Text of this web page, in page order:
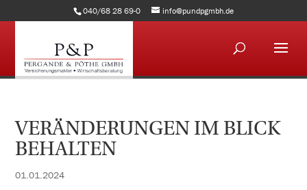
040/68 28 69-0 info@pundpgmbh.de
VERÄNDERUNGEN IM BLICK
BEHALTEN
01.01.2024